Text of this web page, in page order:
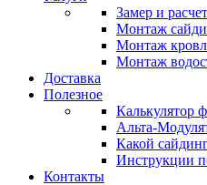
Замер и
Монтаж
Монтаж
Монтаж
Доставка
Полезное
Калькулятор
Альта-
Какой
Инструкции
Контакты